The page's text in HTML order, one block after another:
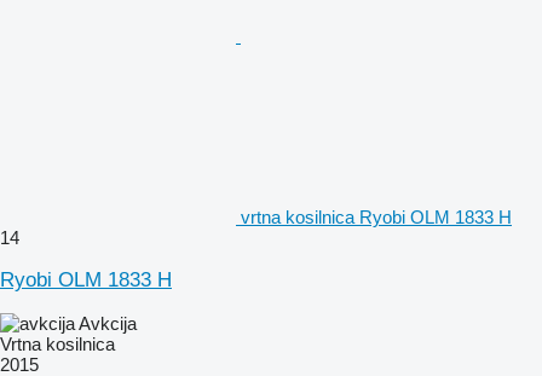
vrtna kosilnica Ryobi OLM 1833 H
14
Ryobi OLM 1833 H
Avkcija
Vrtna kosilnica
2015